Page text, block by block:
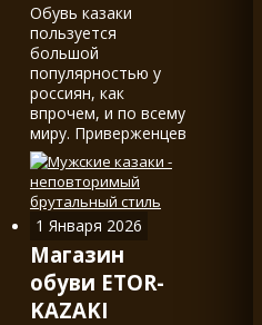
Обувь казаки
пользуется
большой
популярностью у
россиян, как
впрочем, и по всему
миру. Приверженцев
обуви в стиле
western, в наших
краях называемой
казаками,
действительно не
мало.
1 Января 2026
Магазин
обуви ETOR-
KAZAKI